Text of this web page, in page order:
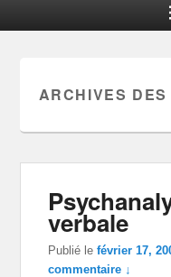
ARCHIVES DES
verbale
Publié lefévrier 17,
commentaire ↓